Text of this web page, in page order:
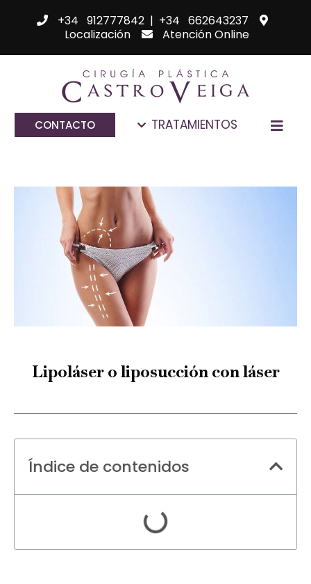
+34 912777842| +34 662643237
Localización
Atención Online
CONTACTO TRATAMIENTOS
Lipoláser o liposucción con láser
Índice de contenidos